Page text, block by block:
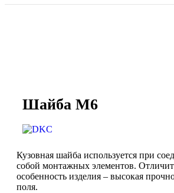
Шайба М6
Кузовная шайба используется при
собой монтажных элементов.
особенность изделия – высокая
поля.